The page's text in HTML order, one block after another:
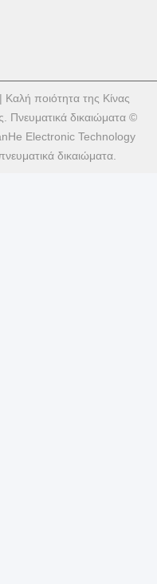
| Καλή ποιότητα της Κίνας
Πνευματικά δικαιώματα ©
Electronic Technology
δικαιώματα.